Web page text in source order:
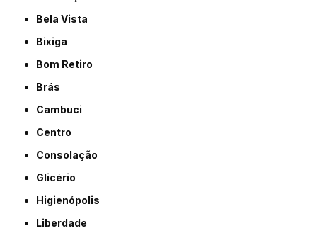
Bela Vista
Bixiga
Bom Retiro
Brás
Cambuci
Centro
Consolação
Glicério
Higienópolis
Liberdade